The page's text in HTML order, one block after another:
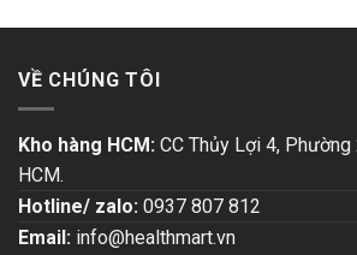
VỀ CHÚNG TÔI
Kho hàng HCM: CC Thủy Lợi 4,
HCM.
Hotline/ zalo: 0937 807 812
Email: info@healthmart.vn